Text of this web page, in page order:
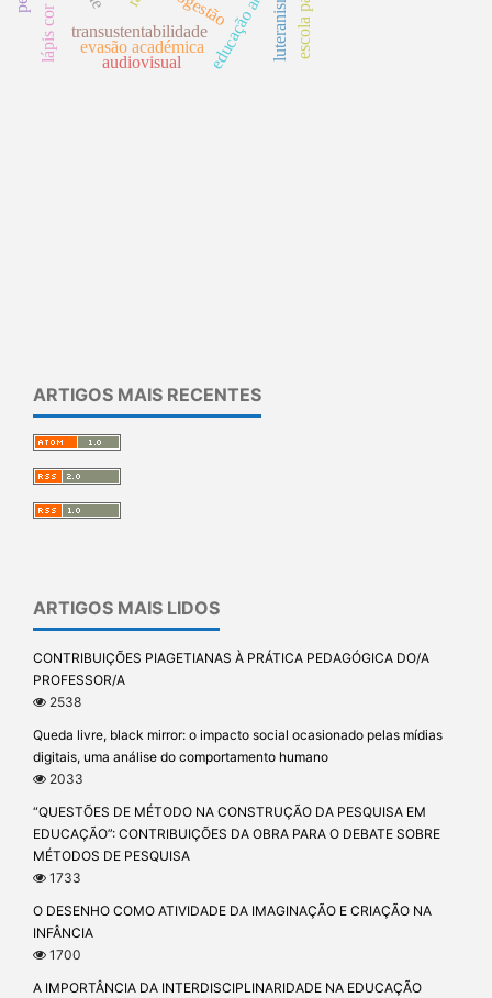
transustentabilidade luteranismo
evasão académica
audiovisual
ARTIGOS MAIS RECENTES
ARTIGOS MAIS LIDOS
CONTRIBUIÇÕES PIAGETIANAS À PRÁTICA PEDAGÓGICA DO/A
PROFESSOR/A
2538
Queda livre, black mirror: o impacto social ocasionado pelas mídias
digitais, uma análise do comportamento humano
2033
“QUESTÕES DE MÉTODO NA CONSTRUÇÃO DA PESQUISA EM
EDUCAÇÃO”: CONTRIBUIÇÕES DA OBRA PARA O DEBATE SOBRE
MÉTODOS DE PESQUISA
1733
O DESENHO COMO ATIVIDADE DA IMAGINAÇÃO E CRIAÇÃO NA
INFÂNCIA
1700
A IMPORTÂNCIA DA INTERDISCIPLINARIDADE NA EDUCAÇÃO